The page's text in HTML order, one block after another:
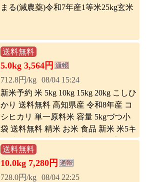
まる(減農薬)令和7年産1等米25kg玄米
送料無料
5.0kg 3,564円
712.8円/kg 08/04 15:24
新米予約 米 5kg 10kg 15kg 20kg こしひ
かり 送料無料 高知県産 令和8年産 コ
シヒカリ 単一原料米 容量 5kgづつ小
袋 送料無料 精米 お米 食品 新米 米5キ
ロ 米10キロ 米15キロ 米20キロ 高知こ
しひかり
送料無料
10.0kg 7,280円
728.0円/kg 08/04 22:25